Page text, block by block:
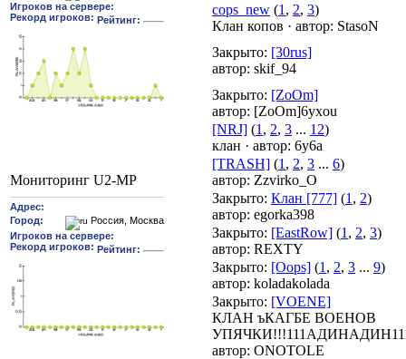
Мониторинг U2-MP
cops_new (1 , 2, 3)
Клан копов · автор: StasoN
Закрыто: [30rus]
автор: skif_94
Закрыто: [ZoOm]
автор: [ZoOm]6yxou
[NRJ] (1 , 2, 3 ... 12)
клан · автор: 6y6a
[TRASH] (1 , 2, 3 ... 6)
автор: Zzvirko_O
Закрыто: Клан [777] (1 , 2)
автор: egorka398
Закрыто: [EastRow] (1 , 2, 3)
автор: REXTY
Закрыто: [Oops] (1 , 2, 3 ... 9)
автор: koladakolada
Закрыто: [VOENE]
КЛАН ъКАГБЕ ВОЕНОВ
автор: ONOTOLE